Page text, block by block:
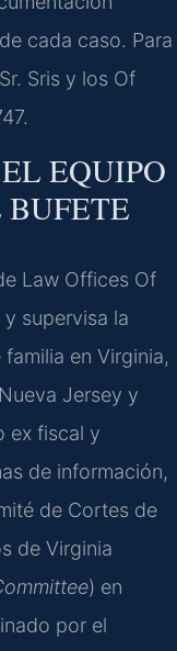
cada caso. Para
Sris y los Of
EQUIPO
Law Offices Of
y supervisa la
en Virginia,
Jersey y
ex fiscal y
de información,
de Cortes de
de Virginia
) en
por el